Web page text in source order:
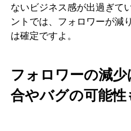
ないビジネス感が出過ぎて
ントでは、フォロワーが減
は確定ですよ。
フォロワーの減少
合やバグの可能性